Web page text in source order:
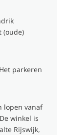
(oude)
parkeren
lopen vanaf
winkel is
Rijswijk,